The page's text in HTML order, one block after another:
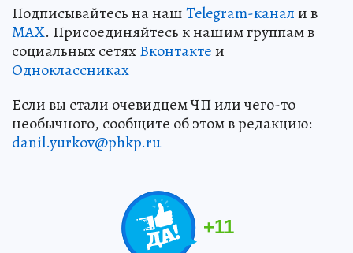
Подписывайтесь на нашTelegram-канали в
MAX. Присоединяйтесь к нашим группам в
социальных сетяхВконтактеи
Одноклассниках
Если вы стали очевидцем ЧП или чего-то
необычного, сообщите об этом в редакцию:
danil.yurkov@phkp.ru
+11